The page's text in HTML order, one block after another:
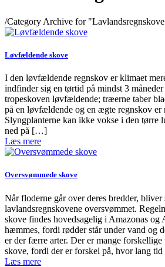
/Category Archive for
Løvfældende skove
I den løvfældende regnskov er klimaet
indfinder sig en tørtid på mindst 3
tropeskoven løvfældende; træerne taber
på en løvfældende og en ægte regnskov er
Slyngplanterne kan ikke vokse i den tørre
ned på […]
Læs mere
Oversvømmede skove
Når floderne går over deres bredder, bliver
lavlandsregnskovene oversvømmet.
skove findes hovedsagelig i Amazonas
hæmmes, fordi rødder står under vand og
er der færre arter. Der er mange
skove, fordi der er forskel på, hvor lang
Læs mere